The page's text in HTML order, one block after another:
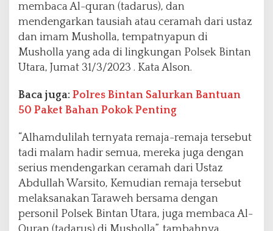
membaca Al-quran (tadarus), dan
mendengarkan tausiah atau ceramah dari ustaz
dan imam Musholla, tempatnyapun di
Musholla yang ada di lingkungan Polsek Bintan
Utara, Jumat 31/3/2023 . Kata Alson.
Baca juga: Polres Bintan Salurkan Bantuan
50 Paket Bahan Pokok Penting
“Alhamdulilah ternyata remaja-remaja tersebut
tadi malam hadir semua, mereka juga dengan
serius mendengarkan ceramah dari Ustaz
Abdullah Warsito, Kemudian remaja tersebut
melaksanakan Taraweh bersama dengan
personil Polsek Bintan Utara, juga membaca Al-